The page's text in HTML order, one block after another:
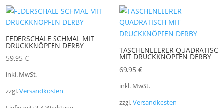
FEDERSCHALE SCHMAL MIT
DRUCKKNÖPFEN DERBY
59,95 €
inkl. MwSt.
zzgl.Versandkosten
TASCHENLEERER
MIT DRUCKKNÖPFEN DERBY
69,95 €
inkl. MwSt.
zzgl.Versandkosten